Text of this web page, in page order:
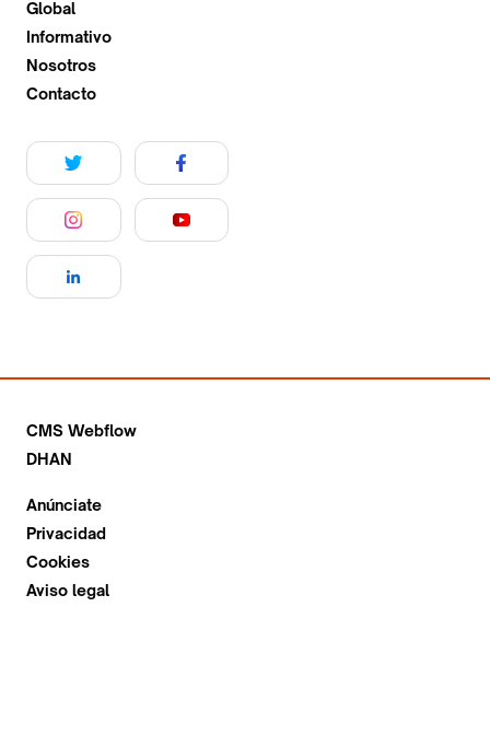
Global
Informativo
Nosotros
Contacto
CMS Webflow
DHAN
Anúnciate
Privacidad
Cookies
Aviso legal